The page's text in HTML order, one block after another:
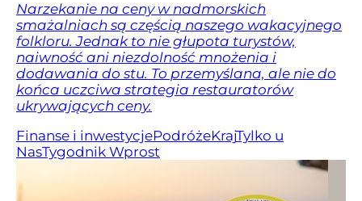
Narzekanie na ceny w nadmorskich
smażalniach są częścią naszego wakacyjnego
folkloru. Jednak to nie głupota turystów,
naiwność ani niezdolność mnożenia i
dodawania do stu. To przemyślana, ale nie do
końca uczciwa strategia restauratorów
ukrywających ceny.
Finanse i inwestycjePodróżeKrajTylko u
NasTygodnik Wprost